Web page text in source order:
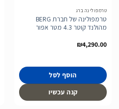
טרמפולינה ברג
טרמפולינה של חברת BERG
מהולנד קוטר 4.3 מטר אפור
₪4,290.00
הוסף לסל
קנה עכשיו